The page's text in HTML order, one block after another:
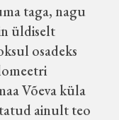
mailt
taga, nagu
üldiselt
osadeks
Võeva küla
ainult teo